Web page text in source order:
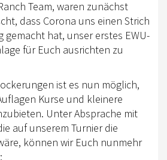
Team, waren zunächst
dass Corona uns einen Strich
gemacht hat, unser erstes EWU-
für Euch ausrichten zu
ist es nun möglich,
Kurse und kleinere
Unter Absprache mit
auf unserem Turnier die
können wir Euch nunmehr